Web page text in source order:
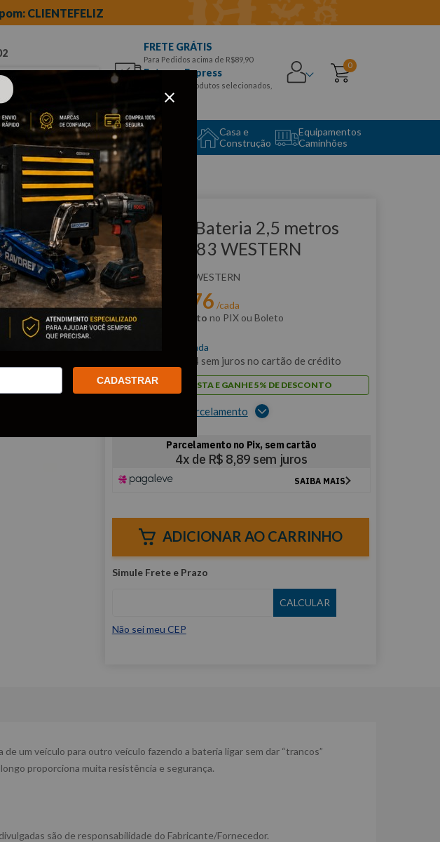
CLIENTEFELIZ
FRETE GRÁTIS
Para Pedidos acima de R$89,90
Entrega Express
para CEPS e produtos selecionados,
Aproveite!
0
Especiais
Equipamento
Auto Center
Casa e
Construção
Equipamentos
Caminhões
Clique e veja!
Cabo para Bateria 2,5 metros
300A - W383 WESTERN
:W383 WESTERN
Por:R$ 76 /cada
com5% de desconto no PIX ou Boleto
/cada
84 sem juros no cartão de crédito
PAGUE À VISTA E GANHE 5% DE DESCONTO
Ver opções de parcelamento
ADICIONAR AO CARRINHO
Não sei meu CEP
um veículo para outro veículo fazendo a bateria ligar sem dar “trancos”
proporciona muita resistência e segurança.
são de responsabilidade do Fabricante/Fornecedor.
CADASTRAR